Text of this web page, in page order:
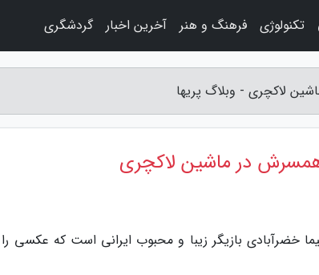
لاکچری - وبلاگ پریها
در ماشین لاکچری
خضرآبادی بازیگر زیبا و محبوب ایرانی است که عکسی
تکنولوژی فرهنگ و هنر آخرین اخبار گردشگری